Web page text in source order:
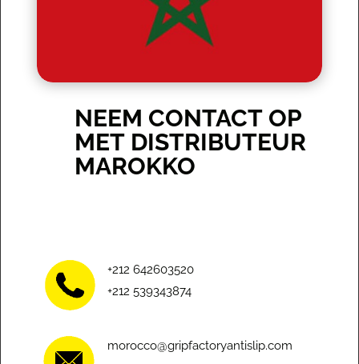
NEEM CONTACT OP
MET DISTRIBUTEUR
MAROKKO
+212 642603520
+212 539343874
morocco@gripfactoryantislip.com